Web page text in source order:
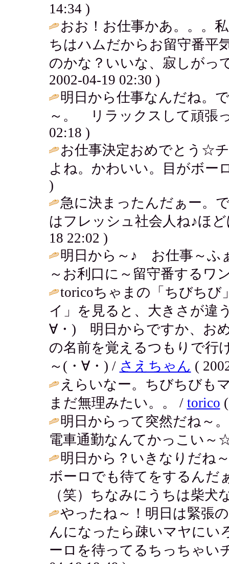
14:34 )
おお！お仕事かあ。。。
ちはハムだからお留守番平
のかな？いいな、寂しがっ
2002-04-19 02:30 )
明日から仕事なんだね。
～。 リラックスして頑張
02:18 )
お仕事決定おめでとう☆
よね。かわいい。目がボー
)
急に決まったんだぁー。
はフレッシュ社会人ね♪ほ
18 22:02 )
明日から～♪ お仕事～ふ
～お利口に～留守番するワ
toricoちゃまの「ちびちび
イ」を見ると、大きさが違
∀・) 明日からですか、お
の名前を覚えるつもりで
～(・∀・) / さえちゃん (
えらいなー。ちびちびも
まだ無理みたい。。 / torico
明日からって突然だね～
電車通勤なんてかっこい
明日から？いきなりだね
ボーロでも待てをするんだ
（笑）ちなみにうちは柴犬
やったね～！明日は緊張
んになったら疎いマヤにい
ーロを待ってるちっちゃい